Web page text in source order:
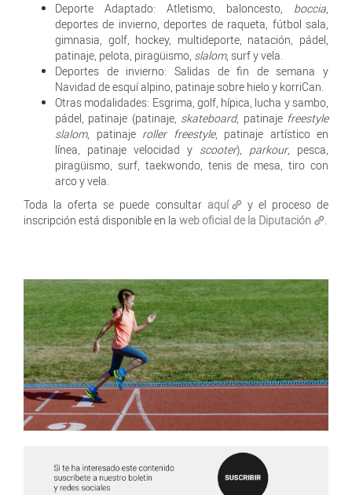
Deporte Adaptado: Atletismo, baloncesto, boccia,
deportes de invierno, deportes de raqueta, fútbol sala,
gimnasia, golf, hockey, multideporte, natación, pádel,
patinaje, pelota, piragüismo, slalom, surf y vela.
Deportes de invierno: Salidas de fin de semana y
Navidad de esquí alpino, patinaje sobre hielo y korriCan.
Otras modalidades: Esgrima, golf, hípica, lucha y sambo,
pádel, patinaje (patinaje, skateboard, patinaje freestyle
slalom, patinaje roller freestyle, patinaje artístico en
línea, patinaje velocidad y scooter), parkour, pesca,
piragüismo, surf, taekwondo, tenis de mesa, tiro con
arco y vela.
Toda la oferta se puede consultar aquí
y el proceso de
inscripción está disponible en la web oficial de la Diputación .